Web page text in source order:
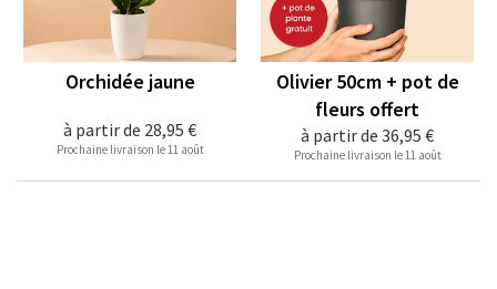
à partir de 28,95 €
Orchidée jaune
Prochaine livraison le 11 août
à partir de 36,95 €
Olivier 50cm + pot de
fleurs offert
Prochaine livraison le 11 août